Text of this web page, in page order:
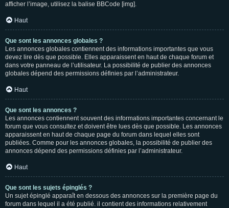
afficher l’image, utilisez la balise BBCode [img].
Haut
Que sont les annonces globales ?
Les annonces globales contiennent des informations importantes que vous
devez lire dès que possible. Elles apparaissent en haut de chaque forum et
dans votre panneau de l’utilisateur. La possibilité de publier des annonces
globales dépend des permissions définies par l’administrateur.
Haut
Que sont les annonces ?
Les annonces contiennent souvent des informations importantes concernant le
forum que vous consultez et doivent être lues dès que possible. Les annonces
apparaissent en haut de chaque page du forum dans lequel elles sont
publiées. Comme pour les annonces globales, la possibilité de publier des
annonces dépend des permissions définies par l’administrateur.
Haut
Que sont les sujets épinglés ?
Un sujet épinglé apparaît en dessous des annonces sur la première page du
forum dans lequel il a été publié. il contient des informations relativement